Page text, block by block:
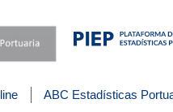
ABC Estadísticas